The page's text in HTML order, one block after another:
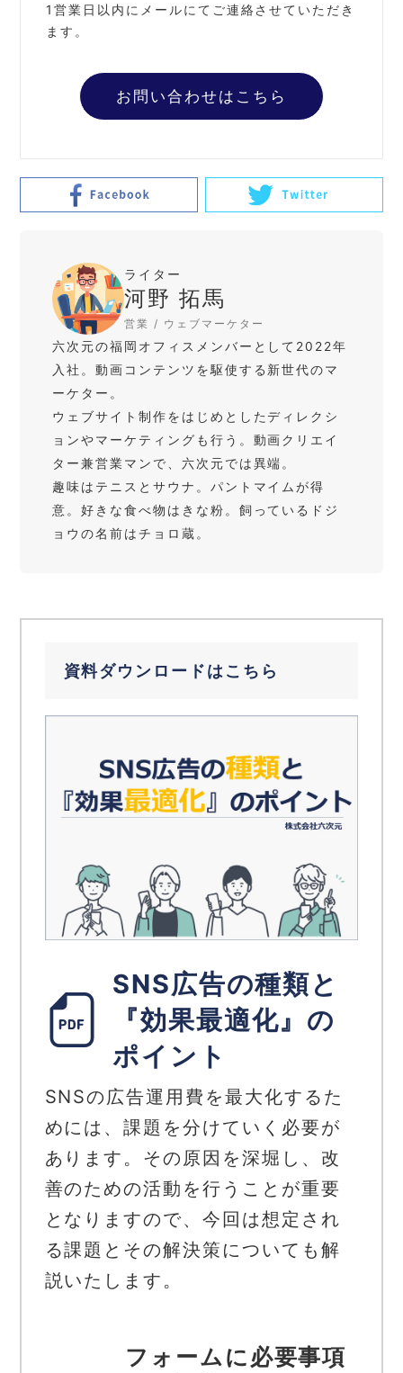
1営業日以内にメールにてご連絡させていただき
ます。
お問い合わせはこちら
ライター
河野 拓馬
営業 / ウェブマーケター
六次元の福岡オフィスメンバーとして2022年
入社。動画コンテンツを駆使する新世代のマ
ーケター。
ウェブサイト制作をはじめとしたディレクシ
ョンやマーケティングも行う。動画クリエイ
ター兼営業マンで、六次元では異端。
趣味はテニスとサウナ。パントマイムが得
意。好きな食べ物はきな粉。飼っているドジ
ョウの名前はチョロ蔵。
資料ダウンロードはこちら
SNS広告の種類と
『効果最適化』の
ポイント
SNSの広告運用費を最大化するた
めには、課題を分けていく必要が
あります。その原因を深堀し、改
善のための活動を行うことが重要
となりますので、今回は想定され
る課題とその解決策についても解
説いたします。
フォームに必要事項